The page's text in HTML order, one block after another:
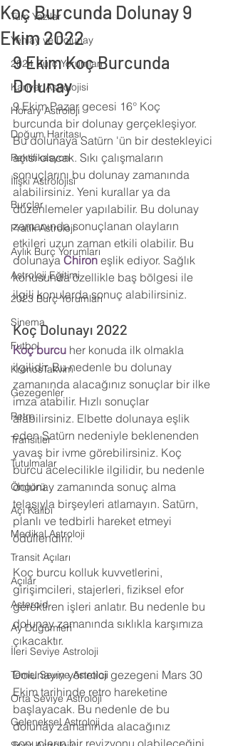
Tüm Yazılar
Yeniay ve Dolunay
2024 Burç Yorumları
Kariyer Astrolojisi
Horary Astroloji
Doğum Haritası
Rektifikasyon
İlişki Astrolojisi
Burçlar
Pratik Astroloji
Aylık Burç Yorumları
Astroloji Eğitimi
2023 Burç Yorumları
Sinema
Futbol
KronosTakvim
Gezegenler
Retro
Transitler
Tutulmalar
Öngörü
Açı Kalıbı
Medikal Astroloji
Transit Açıları
Açılar
Asteroid
Ay Düğümleri
İleri Seviye Astroloji
Temel Seviye Astroloji
Orta Seviye Astroloji
Geleneksel Astroloji
Koç Burcunda Dolunay 9
Ekim 2022
9 Ekim Koç Burcunda
Dolunay
9 Ekim Pazar gecesi 16° Koç
burcunda bir dolunay gerçekleşiyor.
Bu dolunaya Satürn 'ün bir destekleyici
açısı olacak. Sıkı çalışmaların
sonuçlarını bu dolunay zamanında
alabilirsiniz. Yeni kurallar ya da
düzenlemeler yapılabilir. Bu dolunay
zamanında sonuçlanan olayların
etkileri uzun zaman etkili olabilir. Bu
dolunaya Chiron eşlik ediyor. Sağlık
konusunda özellikle baş bölgesi ile
ilgili konularda sonuç alabilirsiniz.
Koç Dolunayı 2022
Koç burcu her konuda ilk olmakla
ilgilidir. Bu nedenle bu dolunay
zamanında alacağınız sonuçlar bir ilke
imza atabilir. Hızlı sonuçlar
alabilirsiniz. Elbette dolunaya eşlik
eden Satürn nedeniyle beklenenden
yavaş bir ivme görebilirsiniz. Koç
burcu acelecilikle ilgilidir, bu nedenle
dolunay zamanında sonuç alma
telaşıyla birşeyleri atlamayın. Satürn,
planlı ve tedbirli hareket etmeyi
ödüllendirir.
Koç burcu kolluk kuvvetlerini,
girişimcileri, stajerleri, fiziksel efor
gerektiren işleri anlatır. Bu nedenle bu
dolunay zamanında sıklıkla karşımıza
çıkacaktır.
Dolunayın yönetici gezegeni Mars 30
Ekim tarihinde retro hareketine
başlayacak. Bu nedenle de bu
dolunay zamanında alacağınız
sonuçların bir revizyonu olabileceğini